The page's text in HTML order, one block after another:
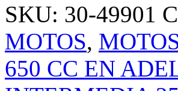
SKU: 30-49901
MOTOS,
650 CC EN